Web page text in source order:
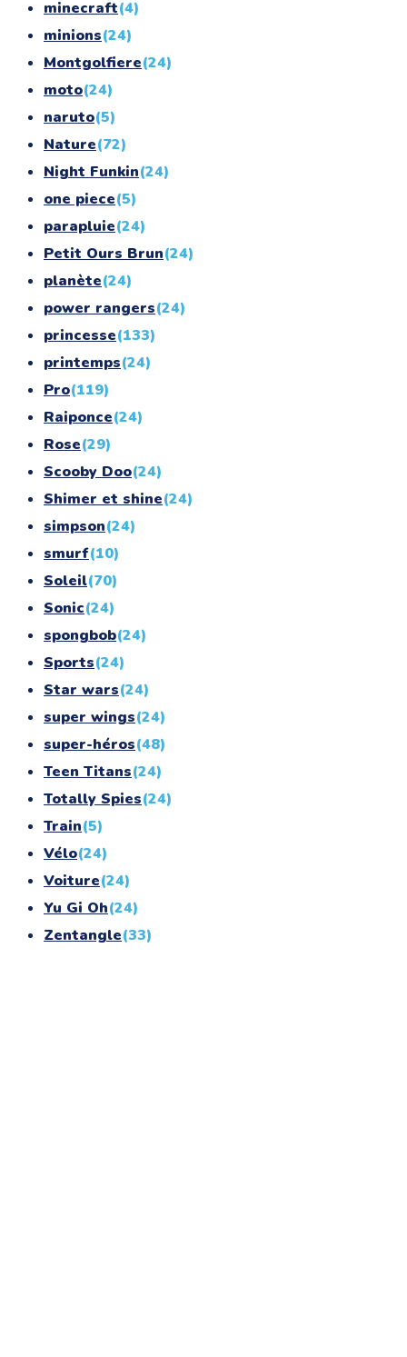
minecraft(4)
minions(24)
Montgolfiere(24)
moto(24)
naruto(5)
Nature(72)
Night Funkin(24)
one piece(5)
parapluie(24)
Petit Ours Brun(24)
planète(24)
power rangers(24)
princesse(133)
printemps(24)
Pro(119)
Raiponce(24)
Rose(29)
Scooby Doo(24)
Shimer et shine(24)
simpson(24)
smurf(10)
Soleil(70)
Sonic(24)
spongbob(24)
Sports(24)
Star wars(24)
super wings(24)
super-héros(48)
Teen Titans(24)
Totally Spies(24)
Train(5)
Vélo(24)
Voiture(24)
Yu Gi Oh(24)
Zentangle(33)